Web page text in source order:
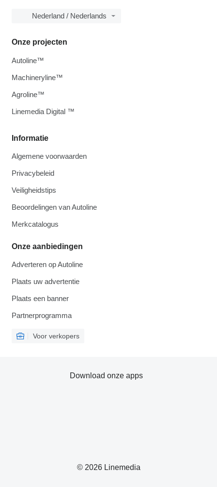
Nederland / Nederlands
Informatie
Algemene voorwaarden
Privacybeleid
Veiligheidstips
Beoordelingen van Autoline
Merkcatalogus
Onze aanbiedingen
Adverteren op Autoline
Plaats uw advertentie
Plaats een banner
Partnerprogramma
Voor verkopers
Onze projecten
Autoline™
Machineryline™
Agroline™
Linemedia Digital ™
© 2026 Linemedia
Download onze apps